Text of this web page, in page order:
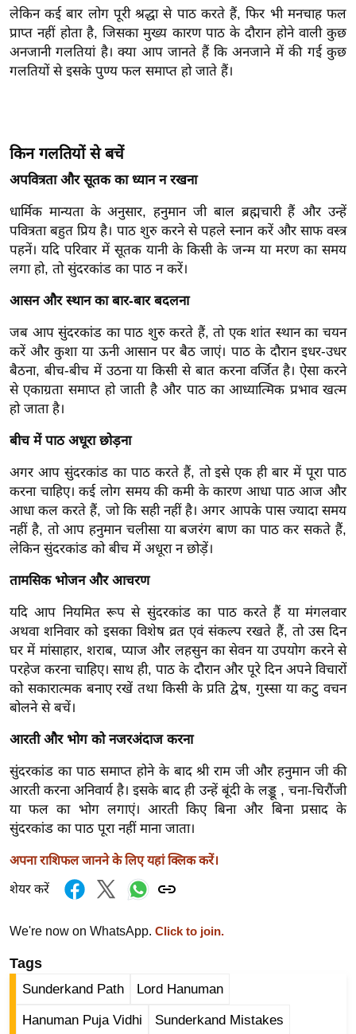
म
ई
-
पे
मि
सा
ल
बे
मि
सा
ख्सि
य
त
यं
इं
या
सा
हि
त्य
ग
त
ऑ
टो
व
र्ल्ड
ज
फ
म
नो
ज
न
ग
बॉ
ली
वु
लेकिन कई बार लोग पूरी श्रद्धा से पाठ करते हैं, फिर भी मनचाह फल
प्राप्त नहीं होता है, जिसका मुख्य कारण पाठ के दौरान होने वाली कुछ
अनजानी गलतियां है। क्या आप जानते हैं कि अनजाने में की गई कुछ
गलतियों से इसके पुण्य फल समाप्त हो जाते हैं।
किन गलतियों से बचें
अपवित्रता और सूतक का ध्यान न रखना
धार्मिक मान्यता के अनुसार, हनुमान जी बाल ब्रह्मचारी हैं और उन्हें
पवित्रता बहुत प्रिय है। पाठ शुरु करने से पहले स्नान करें और साफ वस्त्र
पहनें। यदि परिवार में सूतक यानी के किसी के जन्म या मरण का समय
लगा हो, तो सुंदरकांड का पाठ न करें।
आसन और स्थान का बार-बार बदलना
जब आप सुंदरकांड का पाठ शुरु करते हैं, तो एक शांत स्थान का चयन
करें और कुशा या ऊनी आसान पर बैठ जाएं। पाठ के दौरान इधर-उधर
बैठना, बीच-बीच में उठना या किसी से बात करना वर्जित है। ऐसा करने
से एकाग्रता समाप्त हो जाती है और पाठ का आध्यात्मिक प्रभाव खत्म
हो जाता है।
बीच में पाठ अधूरा छोड़ना
अगर आप सुंदरकांड का पाठ करते हैं, तो इसे एक ही बार में पूरा पाठ
करना चाहिए। कई लोग समय की कमी के कारण आधा पाठ आज और
आधा कल करते हैं, जो कि सही नहीं है। अगर आपके पास ज्यादा समय
नहीं है, तो आप हनुमान चलीसा या बजरंग बाण का पाठ कर सकते हैं,
लेकिन सुंदरकांड को बीच में अधूरा न छोड़ें।
तामसिक भोजन और आचरण
यदि आप नियमित रूप से सुंदरकांड का पाठ करते हैं या मंगलवार
अथवा शनिवार को इसका विशेष व्रत एवं संकल्प रखते हैं, तो उस दिन
घर में मांसाहार, शराब, प्याज और लहसुन का सेवन या उपयोग करने से
परहेज करना चाहिए। साथ ही, पाठ के दौरान और पूरे दिन अपने विचारों
को सकारात्मक बनाए रखें तथा किसी के प्रति द्वेष, गुस्सा या कटु वचन
बोलने से बचें।
आरती और भोग को नजरअंदाज करना
सुंदरकांड का पाठ समाप्त होने के बाद श्री राम जी और हनुमान जी की
आरती करना अनिवार्य है। इसके बाद ही उन्हें बूंदी के लड्डू , चना-चिरौंजी
या फल का भोग लगाएं। आरती किए बिना और बिना प्रसाद के
सुंदरकांड का पाठ पूरा नहीं माना जाता।
अपना राशिफल जानने के लिए यहां क्लिक करें।
शेयर करें
We're now on WhatsApp. Click to join.
Tags
Sunderkand Path Lord Hanuman
Hanuman Puja Vidhi Sunderkand Mistakes